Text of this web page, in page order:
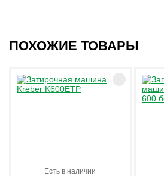
ПОХОЖИЕ ТОВАРЫ
Есть в наличии